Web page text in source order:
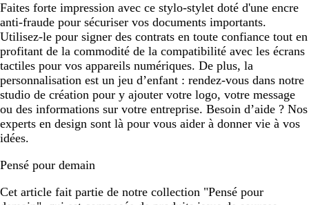
Faites forte impression avec ce stylo-stylet doté d'une encre
anti-fraude pour sécuriser vos documents importants.
Utilisez-le pour signer des contrats en toute confiance tout en
profitant de la commodité de la compatibilité avec les écrans
tactiles pour vos appareils numériques. De plus, la
personnalisation est un jeu d’enfant : rendez-vous dans notre
studio de création pour y ajouter votre logo, votre message
ou des informations sur votre entreprise. Besoin d’aide ? Nos
experts en design sont là pour vous aider à donner vie à vos
idées.
Pensé pour demain
Cet article fait partie de notre collection "Pensé pour